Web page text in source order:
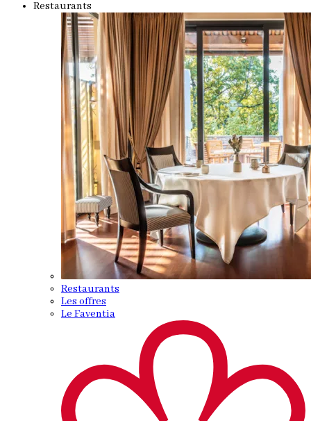
Restaurants
Restaurants
Les offres
Le Faventia